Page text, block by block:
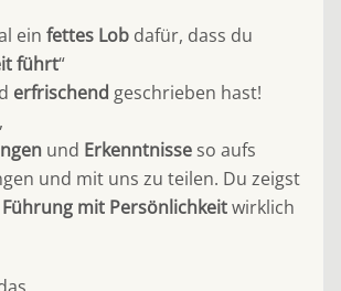
ein fettes Lob dafür, dass du
führt“
erfrischend geschrieben hast!
und Erkenntnisse so aufs
und mit uns zu teilen. Du zeigst
Führung mit Persönlichkeitwirklich